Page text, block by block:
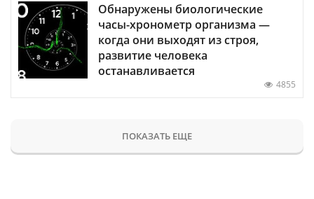
Обнаружены биологические
часы-хронометр организма —
когда они выходят из строя,
развитие человека
останавливается
4855
ПОКАЗАТЬ ЕЩЕ